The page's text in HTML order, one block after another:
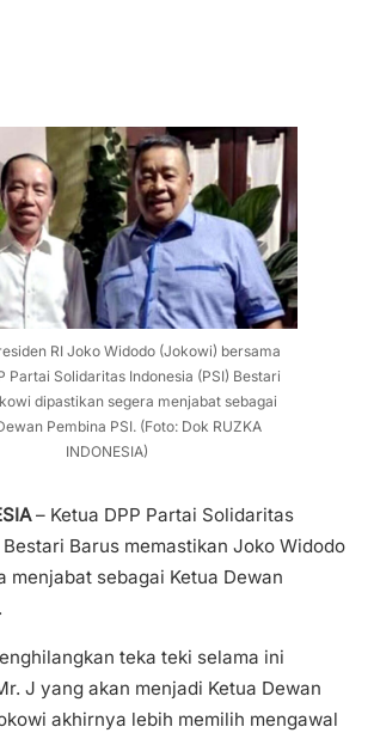
RI Joko Widodo (Jokowi) bersama
Partai Solidaritas Indonesia (PSI) Bestari
dipastikan segera menjabat sebagai
Pembina PSI. (Foto: Dok RUZKA
INDONESIA)
– Ketua DPP Partai Solidaritas
Barus memastikan Joko Widodo
menjabat sebagai Ketua Dewan
teka teki selama ini
J yang akan menjadi Ketua Dewan
akhirnya lebih memilih mengawal